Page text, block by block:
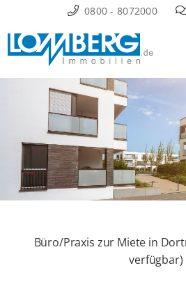
Inhalt
springen
0800 - 8072000
Büro/Praxis zur Miete in
verfügbar)